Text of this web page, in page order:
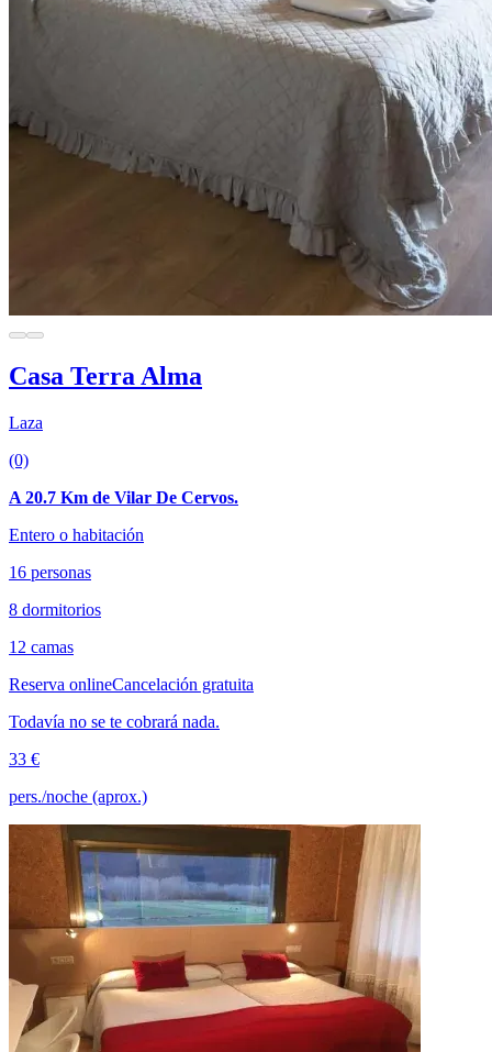
Casa Terra Alma
Laza
(0)
A 20.7 Km de Vilar De Cervos.
Entero o habitación
16 personas
8 dormitorios
12 camas
Reserva onlineCancelación gratuita
Todavía no se te cobrará nada.
33 €
pers./noche (aprox.)